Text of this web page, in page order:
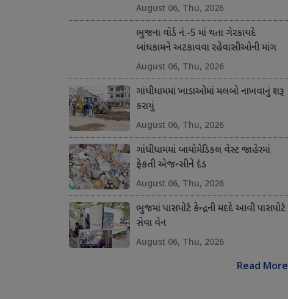
August 06, Thu, 2026
ભુજના વોર્ડ નં.-5 માં થતા ગેરકાયદે
બાંધકામને અટકાવવા રહેવાસીઓની માંગ
August 06, Thu, 2026
ગાંધીધામમાં ખાડાઓમાં મલબો નાખવાનું શરૂ
કરાયું
August 06, Thu, 2026
ગાંધીધામમાં બાયોમેડિકલ વેસ્ટ જાહેરમાં
ફેકતી એજન્સીને દંડ
August 06, Thu, 2026
ભુજમાં પાસપોર્ટ કેન્દ્રની મદદે આવી પાસપોર્ટ
સેવા વેન
August 06, Thu, 2026
Read More